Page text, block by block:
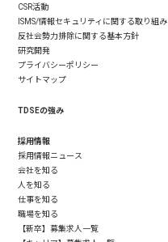
CSR活動
ISMS/情報セキュリティに関する取り組み
反社会勢力排除に関する基本方針
研究開発
プライバシーポリシー
サイトマップ
TDSEの強み
採用情報
採用情報ニュース
会社を知る
人を知る
仕事を知る
職場を知る
【新卒】募集求人一覧